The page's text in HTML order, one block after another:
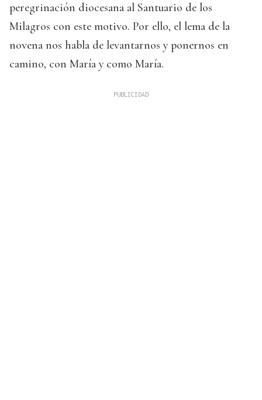
peregrinación diocesana al Santuario de los
Milagros con este motivo. Por ello, el lema de la
novena nos habla de levantarnos y ponernos en
camino, con María y como María.